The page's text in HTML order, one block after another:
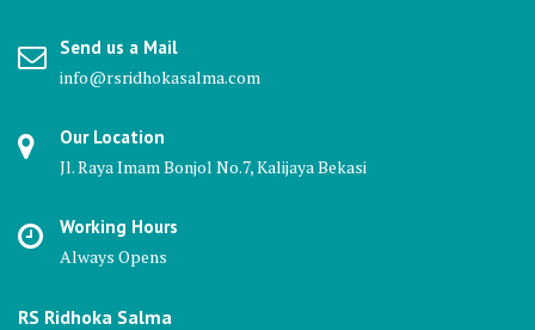
Send us a Mail
info@rsridhokasalma.com
Our Location
Jl. Raya Imam Bonjol No.7, Kalijaya Bekasi
Working Hours
Always Opens
RS Ridhoka Salma